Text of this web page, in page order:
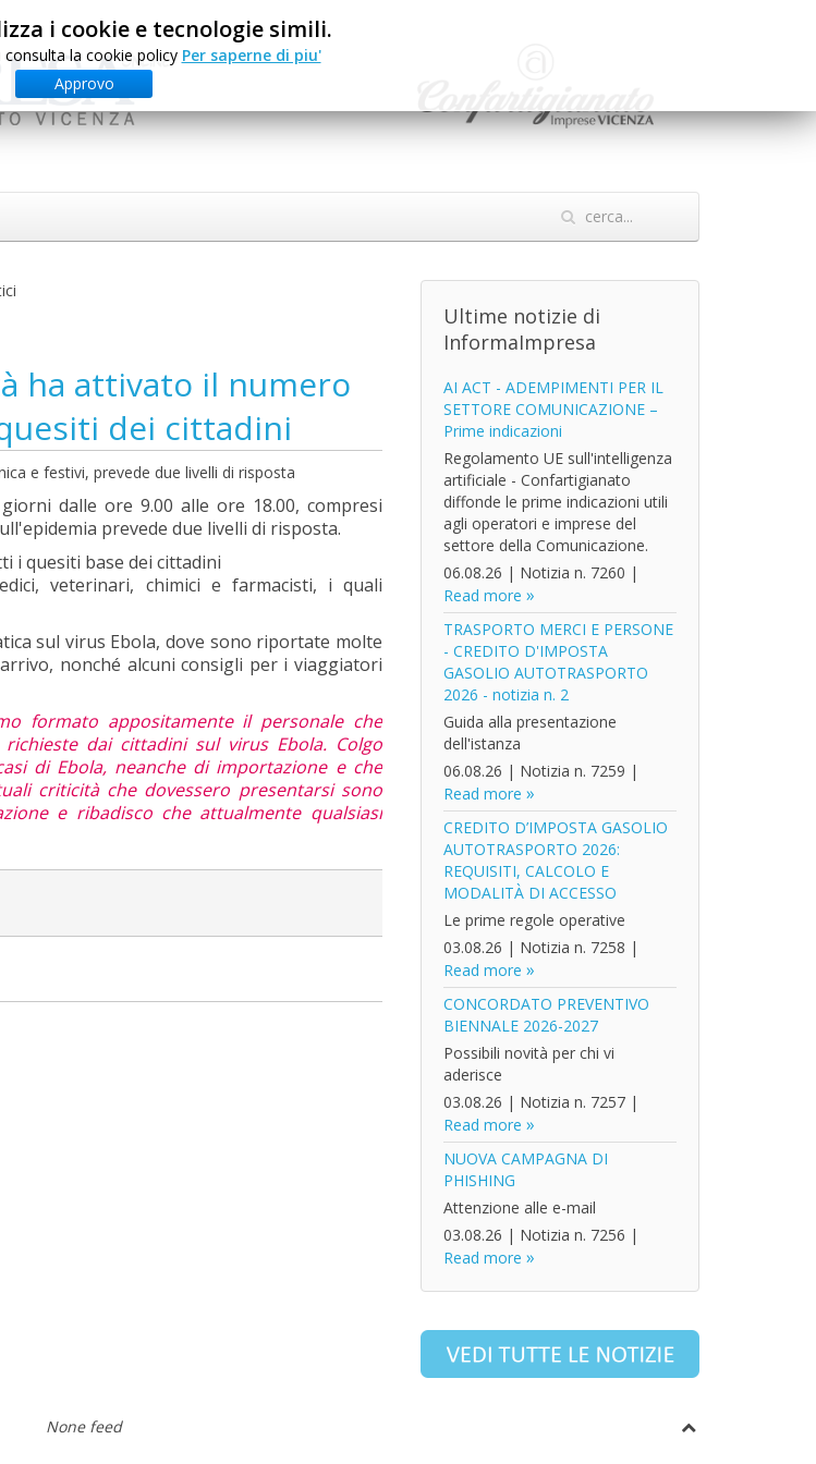
i cookie e tecnologie simili.
consulta la cookie policy Per saperne di piu'
Approvo
ha attivato il numero
dei cittadini
e festivi, prevede due livelli di risposta
dalle ore 9.00 alle ore 18.00, compresi
prevede due livelli di risposta.
i quesiti base dei cittadini
veterinari, chimici e farmacisti, i quali
sul virus Ebola, dove sono riportate molte
nonché alcuni consigli per i viaggiatori
formato appositamente il personale che
dai cittadini sul virus Ebola. Colgo
di Ebola, neanche di importazione e che
criticità che dovessero presentarsi sono
e ribadisco che attualmente qualsiasi
Ultime notizie di
InformaImpresa
AI ACT - ADEMPIMENTI PER IL
SETTORE COMUNICAZIONE –
Prime indicazioni
Regolamento UE sull'intelligenza
artificiale - Confartigianato
diffonde le prime indicazioni utili
agli operatori e imprese del
settore della Comunicazione.
06.08.26 | Notizia n. 7260 |
Read more
TRASPORTO MERCI E PERSONE
- CREDITO D'IMPOSTA
GASOLIO AUTOTRASPORTO
2026 - notizia n. 2
Guida alla presentazione
dell'istanza
06.08.26 | Notizia n. 7259 |
Read more
CREDITO D’IMPOSTA GASOLIO
AUTOTRASPORTO 2026:
REQUISITI, CALCOLO E
MODALITÀ DI ACCESSO
Le prime regole operative
03.08.26 | Notizia n. 7258 |
Read more
CONCORDATO PREVENTIVO
BIENNALE 2026-2027
Possibili novità per chi vi
aderisce
03.08.26 | Notizia n. 7257|
Read more
NUOVA CAMPAGNA DI
PHISHING
Attenzione alle e-mail
03.08.26 | Notizia n. 7256 |
Read more
None feed